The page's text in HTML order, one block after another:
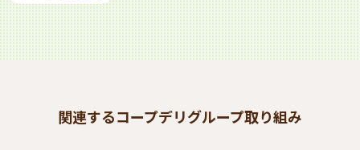
関連するコープデリグループ取り組み